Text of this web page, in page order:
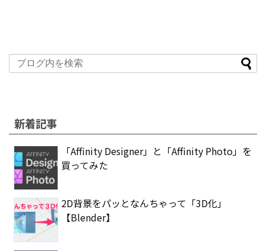
新着記事
「Affinity Designer」と「Affinity Photo」を
買ってみた
2D背景をパッとなんちゃって「3D化」
【Blender】